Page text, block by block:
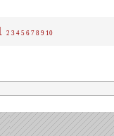
2 3 4 5 6 7 8 9 10